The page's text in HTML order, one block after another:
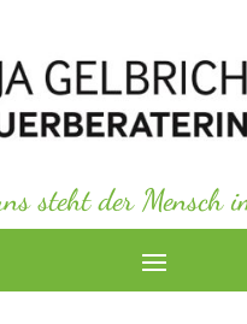
steht der Mensch